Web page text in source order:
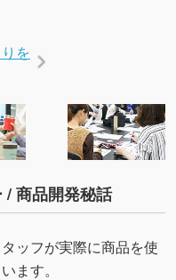
を
/ 商品開発秘話
ッフが実際に商品を使
ます。